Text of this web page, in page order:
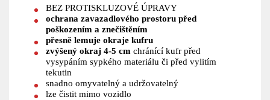
BEZ PROTISKLUZOVÉ ÚPRAVY
ochrana zavazadlového prostoru před
poškozením a znečištěním
přesně lemuje okraje kufru
zvýšený okraj 4-5 cm chránící kufr před
vysypáním sypkého materiálu či před vylitím
tekutin
snadno omyvatelný a udržovatelný
lze čistit mimo vozidlo